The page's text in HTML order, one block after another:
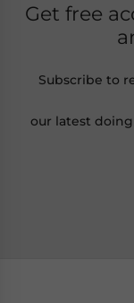
Get free
Subscribe to
our latest